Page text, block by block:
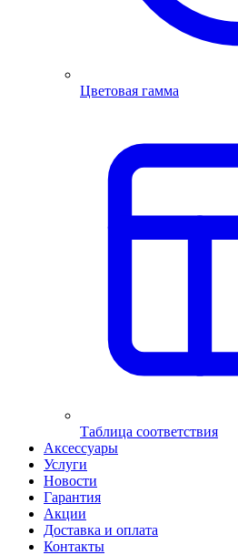
Цветовая гамма
Таблица соответствия
Аксессуары
Услуги
Новости
Гарантия
Акции
Доставка и оплата
Контакты